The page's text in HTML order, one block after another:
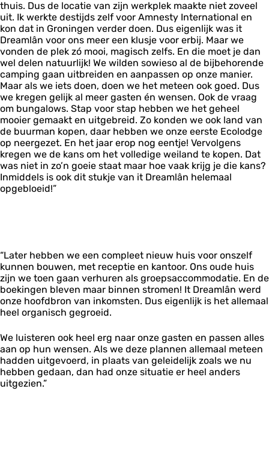
thuis. Dus de locatie van zijn werkplek maakte niet zoveel
uit. Ik werkte destijds zelf voor Amnesty International en
kon dat in Groningen verder doen. Dus eigenlijk was it
Dreamlân voor ons meer een klusje voor erbij. Maar we
vonden de plek zó mooi, magisch zelfs. En die moet je dan
wel delen natuurlijk! We wilden sowieso al de bijbehorende
camping gaan uitbreiden en aanpassen op onze manier.
Maar als we iets doen, doen we het meteen ook goed. Dus
we kregen gelijk al meer gasten én wensen. Ook de vraag
om bungalows. Stap voor stap hebben we het geheel
mooier gemaakt en uitgebreid. Zo konden we ook land van
de buurman kopen, daar hebben we onze eerste Ecolodge
op neergezet. En het jaar erop nog eentje! Vervolgens
kregen we de kans om het volledige weiland te kopen. Dat
was niet in zo’n goeie staat maar hoe vaak krijg je die kans?
Inmiddels is ook dit stukje van it Dreamlân helemaal
opgebloeid!”
“Later hebben we een compleet nieuw huis voor onszelf
kunnen bouwen, met receptie en kantoor. Ons oude huis
zijn we toen gaan verhuren als groepsaccommodatie. En de
boekingen bleven maar binnen stromen! It Dreamlân werd
onze hoofdbron van inkomsten. Dus eigenlijk is het allemaal
heel organisch gegroeid.
We luisteren ook heel erg naar onze gasten en passen alles
aan op hun wensen. Als we deze plannen allemaal meteen
hadden uitgevoerd, in plaats van geleidelijk zoals we nu
hebben gedaan, dan had onze situatie er heel anders
uitgezien.”